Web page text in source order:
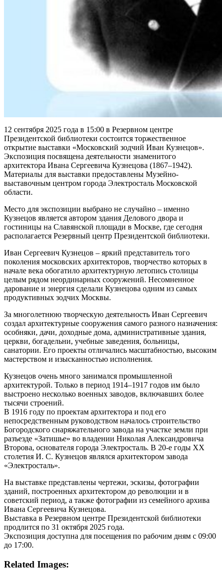
12 сентября 2025 года в 15:00 в Резервном центре
Президентской библиотеки состоится торжественное
открытие выставки «Московский зодчий Иван Кузнецов».
Экспозиция посвящена деятельности знаменитого
архитектора Ивана Сергеевича Кузнецова (1867–1942).
Материалы для выставки предоставлены Музейно-
выставочным центром города Электросталь Московской
области.
Место для экспозиции выбрано не случайно – именно
Кузнецов является автором здания Делового двора и
гостиницы на Славянской площади в Москве, где сегодня
располагается Резервный центр Президентской библиотеки.
Иван Сергеевич Кузнецов – яркий представитель того
поколения московских архитекторов, творчество которых в
начале века обогатило архитектурную летопись столицы
целым рядом неординарных сооружений. Несомненное
дарование и энергия сделали Кузнецова одним из самых
продуктивных зодчих Москвы.
За многолетнюю творческую деятельность Иван Сергеевич
создал архитектурные сооружения самого разного назначения:
особняки, дачи, доходные дома, административные здания,
церкви, богадельни, учебные заведения, больницы,
санатории. Его проекты отличались масштабностью, высоким
мастерством и изысканностью исполнения.
Кузнецов очень много занимался промышленной
архитектурой. Только в период 1914–1917 годов им было
выстроено несколько военных заводов, включавших более
тысячи строений.
В 1916 году по проектам архитектора и под его
непосредственным руководством началось строительство
Богородского снаряжательного завода на участке земли при
разъезде «Затишье» во владении Николая Александровича
Второва, основателя города Электросталь. В 20-е годы ХХ
столетия И. С. Кузнецов являлся архитектором завода
«Электросталь».
На выставке представлены чертежи, эскизы, фотографии
зданий, построенных архитектором до революции и в
советский период, а также фотографии из семейного архива
Ивана Сергеевича Кузнецова.
Выставка в Резервном центре Президентской библиотеки
продлится по 31 октября 2025 года.
Экспозиция доступна для посещения по рабочим дням с 09:00
до 17:00.
Related Images: